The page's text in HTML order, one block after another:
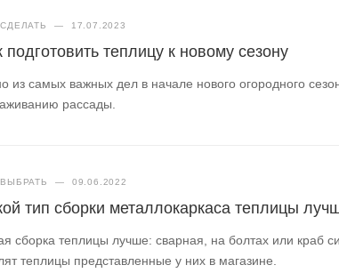
— 17.07.2023
подготовить теплицу к новому сезону
из самых важных дел в начале нового огородного
рассады.
— 09.06.2022
тип сборки металлокаркаса теплицы
сборка теплицы лучше: сварная, на болтах или краб
теплицы представленные у них в магазине.